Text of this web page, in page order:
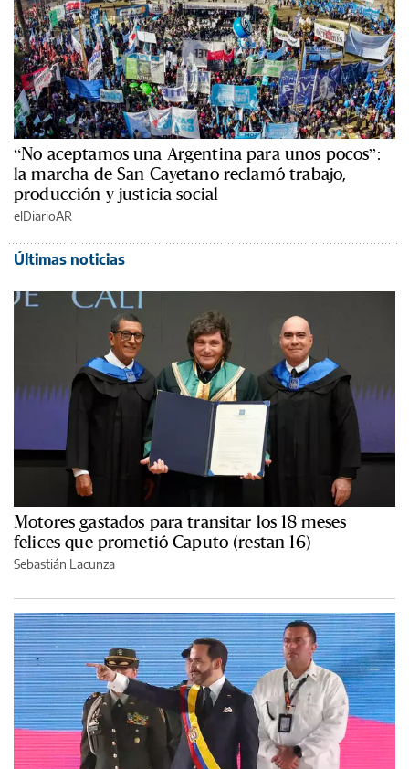
“No aceptamos una Argentina para unos pocos”:
la marcha de San Cayetano reclamó trabajo,
producción y justicia social
elDiarioAR
Últimas noticias
Motores gastados para transitar los 18 meses
felices que prometió Caputo (restan 16)
Sebastián Lacunza